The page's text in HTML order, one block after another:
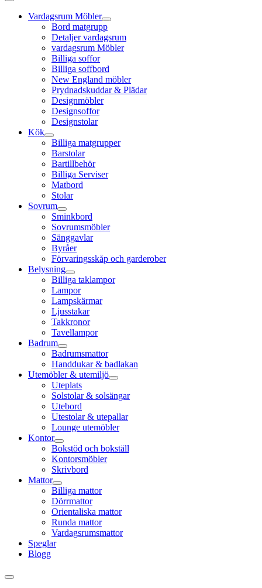
Vardagsrum Möbler
Bord matgrupp
Detaljer vardagsrum
vardagsrum Möbler
Billiga soffor
Billiga soffbord
New England möbler
Prydnadskuddar & Plädar
Designmöbler
Designsoffor
Designstolar
Kök
Billiga matgrupper
Barstolar
Bartillbehör
Billiga Serviser
Matbord
Stolar
Sovrum
Sminkbord
Sovrumsmöbler
Sänggavlar
Byråer
Förvaringsskåp och garderober
Belysning
Billiga taklampor
Lampor
Lampskärmar
Ljusstakar
Takkronor
Tavellampor
Badrum
Badrumsmattor
Handdukar & badlakan
Utemöbler & utemiljö
Uteplats
Solstolar & solsängar
Utebord
Utestolar & utepallar
Lounge utemöbler
Kontor
Bokstöd och bokställ
Kontorsmöbler
Skrivbord
Mattor
Billiga mattor
Dörrmattor
Orientaliska mattor
Runda mattor
Vardagsrumsmattor
Speglar
Blogg